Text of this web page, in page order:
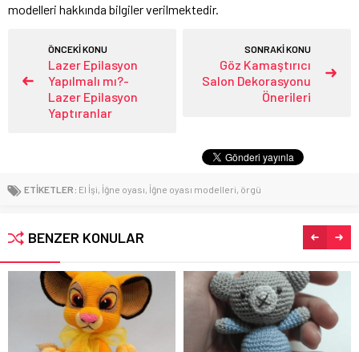
modelleri hakkında bilgiler verilmektedir.
ÖNCEKİ KONU
Lazer Epilasyon
Yapılmalı mı?-
Lazer Epilasyon
Yaptıranlar
SONRAKİ KONU
Göz Kamaştırıcı
Salon Dekorasyonu
Önerileri
ETİKETLER: El İşi İğne oyası İğne oyası modelleri örgü
BENZER KONULAR